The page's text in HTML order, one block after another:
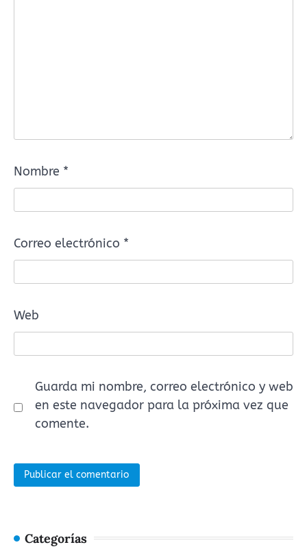
Nombre *
Correo electrónico *
Web
Guarda mi nombre, correo electrónico y web
en este navegador para la próxima vez que
comente.
Categorías